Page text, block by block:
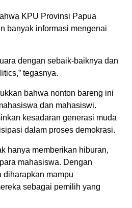
KPU Provinsi Papua
banyak informasi mengenai
dengan sebaik-baiknya dan
tegasnya.
bahwa nonton bareng ini
dan mahasiswi.
kesadaran generasi muda
dalam proses demokrasi.
hanya memberikan hiburan,
mahasiswa. Dengan
diharapkan mampu
sebagai pemilih yang